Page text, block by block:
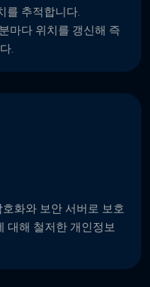
를 추적합니다.
마다 위치를 갱신해 즉
.
화와 보안 서버로 보호
대해 철저한 개인정보